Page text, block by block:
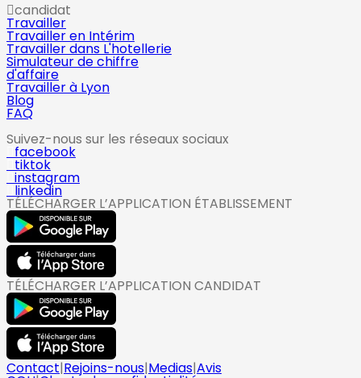
candidat
Travailler
Travailler en Intérim
Travailler dans L'hotellerie
Simulateur de chiffre
d'affaire
Travailler à Lyon
Blog
FAQ
Suivez-nous sur les réseaux sociaux
facebook
tiktok
instagram
linkedin
TÉLÉCHARGER L’APPLICATION ÉTABLISSEMENT
TÉLÉCHARGER L’APPLICATION CANDIDAT
Contact|Rejoins-nous|Medias|Avis